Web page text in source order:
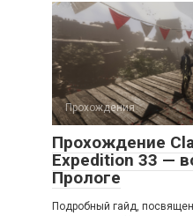
Прохождения
Прохождение
Expedition 33 —
Прологе
Подробный гайд,